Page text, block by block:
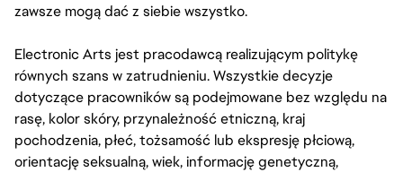
zawsze mogą dać z siebie wszystko.
Electronic Arts jest pracodawcą realizującym politykę
równych szans w zatrudnieniu. Wszystkie decyzje
dotyczące pracowników są podejmowane bez względu na
rasę, kolor skóry, przynależność etniczną, kraj
pochodzenia, płeć, tożsamość lub ekspresję płciową,
orientację seksualną, wiek, informację genetyczną,